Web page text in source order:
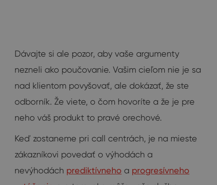
Dávajte si ale pozor, aby vaše argumenty
nezneli ako poučovanie. Vašim cieľom nie je sa
nad klientom povyšovať, ale dokázať, že ste
odborník. Že viete, o čom hovoríte a že je pre
neho váš produkt to pravé orechové.
Keď zostaneme pri call centrách, je na mieste
zákazníkovi povedať o výhodách a
nevýhodách prediktívneho a progresívneho